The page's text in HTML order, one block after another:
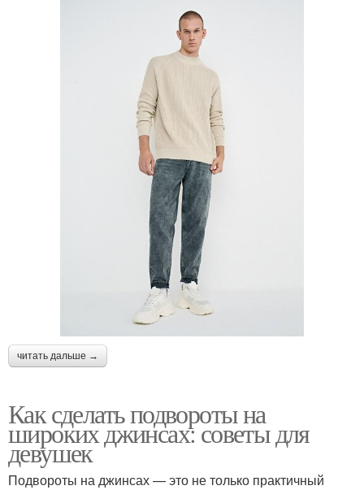
читать дальше →
Как сделать подвороты на
широких джинсах: советы для
девушек
Подвороты на джинсах — это не только практичный